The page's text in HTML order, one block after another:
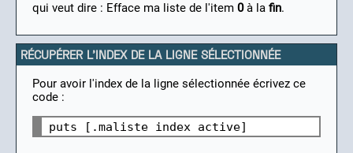
qui veut dire : Efface ma liste de l'item 0à la fin.
RÉCUPÉRER L'INDEX DE LA LIGNE SÉLECTIONNÉE
Pour avoir l'index de la ligne sélectionnée écrivez ce
code :